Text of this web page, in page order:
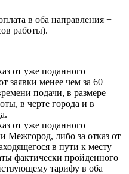
в оба направления +
работы).
от уже поданного
заявки менее чем за 60
подачи, в размере
в черте города и в
от уже поданного
Межгород, либо за отказ от
в пути к месту
фактически пройденного
тарифу в оба